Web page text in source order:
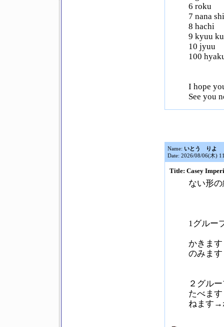
6 roku
7 nana
8 hachi
9 kyuu ku
10 jyuu
100
I hope
See you
Name: いとう りよ
Date: 2026/08/06(木)
Title: Casey
ない形
1グルー
かきま
のみま
２グル
たべま
ねます→